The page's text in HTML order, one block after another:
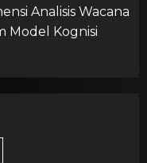
Analisis Wacana
Model Kognisi